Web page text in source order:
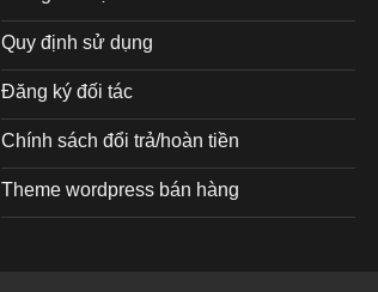
Quy định sử dụng
Đăng ký đối tác
Chính sách đổi trả/hoàn tiền
Theme wordpress bán hàng